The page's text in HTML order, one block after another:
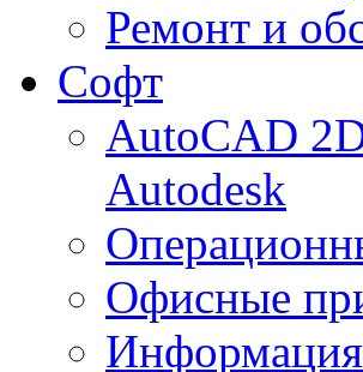
Ремонт и
Софт
AutoCAD
Autodesk
Офисные